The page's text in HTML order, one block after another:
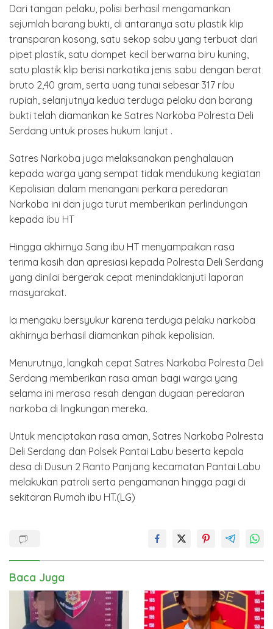
Dari tangan pelaku, polisi berhasil mengamankan
sejumlah barang bukti, di antaranya satu plastik klip
transparan kosong, satu sekop sabu yang terbuat dari
pipet plastik, satu dompet kecil berwarna biru kuning,
satu plastik klip berisi narkotika jenis sabu dengan berat
bruto 2,40 gram, serta uang tunai sebesar 317 ribu
rupiah, selanjutnya kedua terduga pelaku dan barang
bukti telah diamankan ke Satres Narkoba Polresta Deli
Serdang untuk proses hukum lanjut .
Satres Narkoba juga melaksanakan penghalauan
kepada warga yang sempat tidak mendukung kegiatan
Kepolisian dalam menangani perkara peredaran
Narkoba ini dan juga turut memberikan perlindungan
kepada ibu HT
Hingga akhirnya Sang ibu HT menyampaikan rasa
terima kasih dan apresiasi kepada Polresta Deli Serdang
yang dinilai bergerak cepat menindaklanjuti laporan
masyarakat.
Ia mengaku bersyukur karena terduga pelaku narkoba
akhirnya berhasil diamankan pihak kepolisian.
Menurutnya, langkah cepat Satres Narkoba Polresta Deli
Serdang memberikan rasa aman bagi warga yang
selama ini merasa resah dengan dugaan peredaran
narkoba di lingkungan mereka.
Untuk menciptakan rasa aman, Satres Narkoba Polresta
Deli Serdang dan Polsek Pantai Labu beserta kepala
desa di Dusun 2 Ranto Panjang kecamatan Pantai Labu
melakukan patroli serta pengamanan hingga pagi di
sekitaran Rumah ibu HT.(LG)
Baca Juga